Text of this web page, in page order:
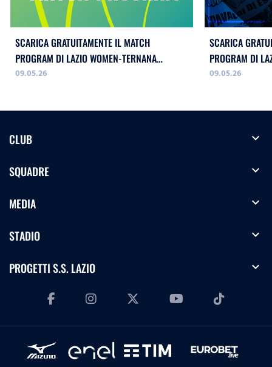
SCARICA GRATUITAMENTE IL MATCH
PROGRAM DI LAZIO WOMEN-TERNANA
WOMEN!
09.05.26
SCARICA
PROGRAM DI
09.05.26
CLUB expand_more
SQUADRE expand_more
MEDIA expand_more
STADIO expand_more
PROGETTI S.S. LAZIO expand_more